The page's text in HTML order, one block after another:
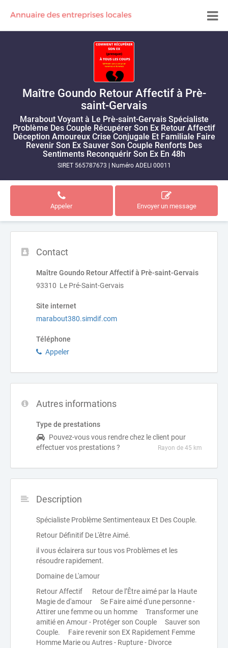
Maître Goundo Retour Affectif à Prè-
saint-Gervais
Marabout Voyant à Le Prè-saint-Gervais Spécialiste
Problème Des Couple Récupérer Son Ex Retour Affectif
Déception Amoureux Crise Conjugale Et Familiale Faire
Revenir Son Ex Sauver Son Couple Renforts Des
Sentiments Reconquérir Son Ex En 48h
SIRET 565787673 Numéro ADELI 00011
Appeler Envoyer un message
Contact
Maître Goundo Retour Affectif à Prè-saint-Gervais
93310 Le Pré-Saint-Gervais
Site internet
marabout380.simdif.com
Téléphone
Appeler
Autres informations
Type de prestations
Pouvez-vous vous rendre chez le client pour
effectuer vos prestations ?
Rayon de 45 km
Description
Spécialiste Problème Sentimenteaux Et Des Couple.
Retour Définitif De L'être Aimé.
il vous éclairera sur tous vos Problèmes et les
résoudre rapidement.
Domaine de L'amour
Retour Affectif Retour de l’Être aimé par la Haute
Magie de d'amour Se Faire aimé d'une personne -
Attirer une femme ou un homme Transformer une
amitié en Amour - Protéger son Couple Sauver son
Couple. Faire revenir son EX Rapidement Femme
Homme Marie ou Autres - Rupture - Divorce